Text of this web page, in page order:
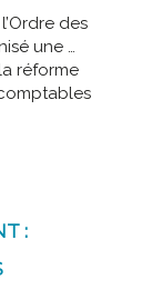
des
une …
réforme
: